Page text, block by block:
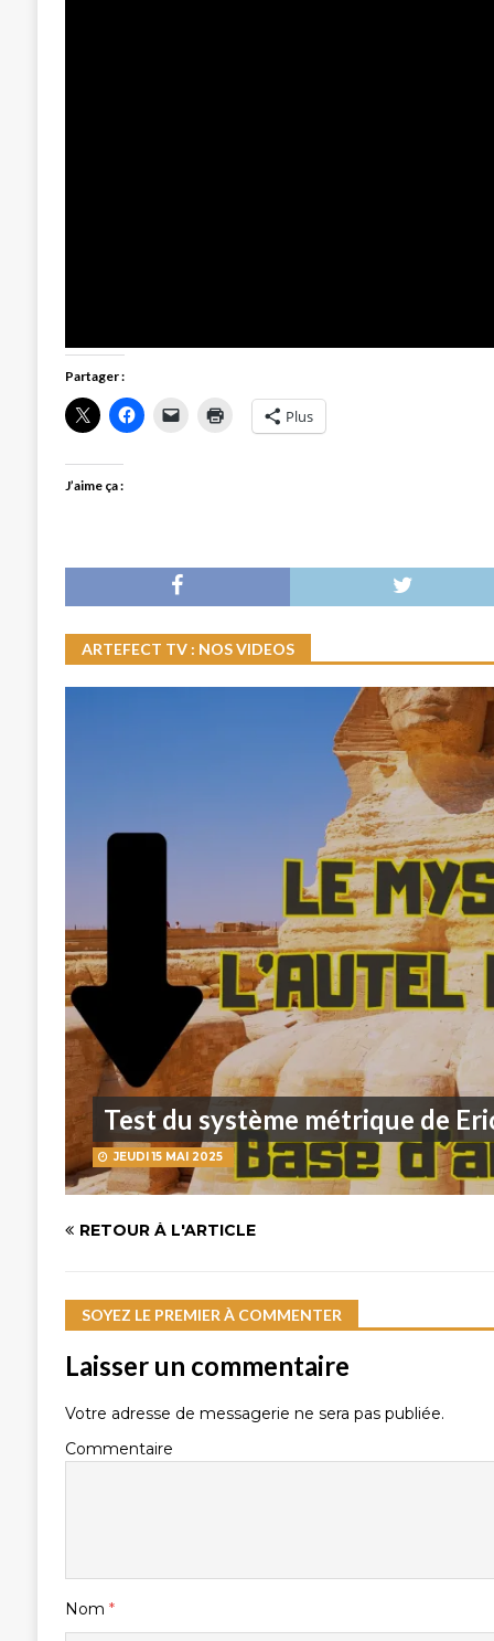
Partager :
Plus
J’aime ça :
ARTEFECT TV : NOS VIDEOS
Test du système métrique de
JEUDI 15 MAI 2025
RETOUR À L'ARTICLE
SOYEZ LE PREMIER À COMMENTER
Laisser un commentaire
Votre adresse de messagerie ne sera pas publiée.
Commentaire
Nom *